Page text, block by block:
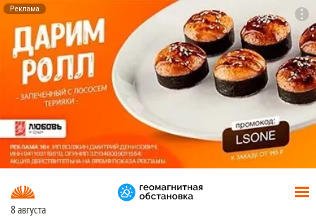
Реклама
8 августа